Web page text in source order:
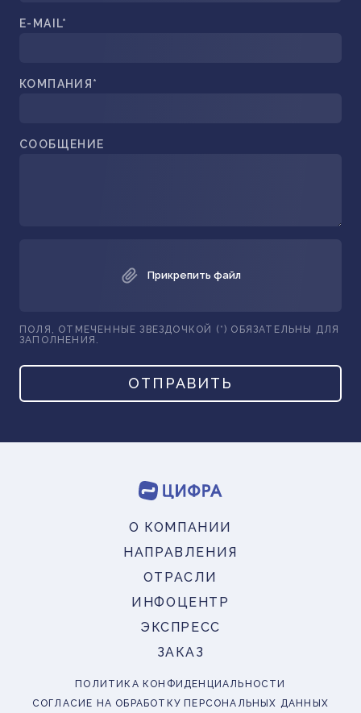
E-MAIL*
КОМПАНИЯ*
СООБЩЕНИЕ
Прикрепить файл
ПОЛЯ, ОТМЕЧЕННЫЕ ЗВЕЗДОЧКОЙ (*) ОБЯЗАТЕЛЬНЫ ДЛЯ
ЗАПОЛНЕНИЯ.
ОТПРАВИТЬ
О КОМПАНИИ
НАПРАВЛЕНИЯ
ОТРАСЛИ
ИНФОЦЕНТР
ЭКСПРЕСС
ЗАКАЗ
ПОЛИТИКА КОНФИДЕНЦИАЛЬНОСТИ
СОГЛАСИЕ НА ОБРАБОТКУ ПЕРСОНАЛЬНЫХ ДАННЫХ